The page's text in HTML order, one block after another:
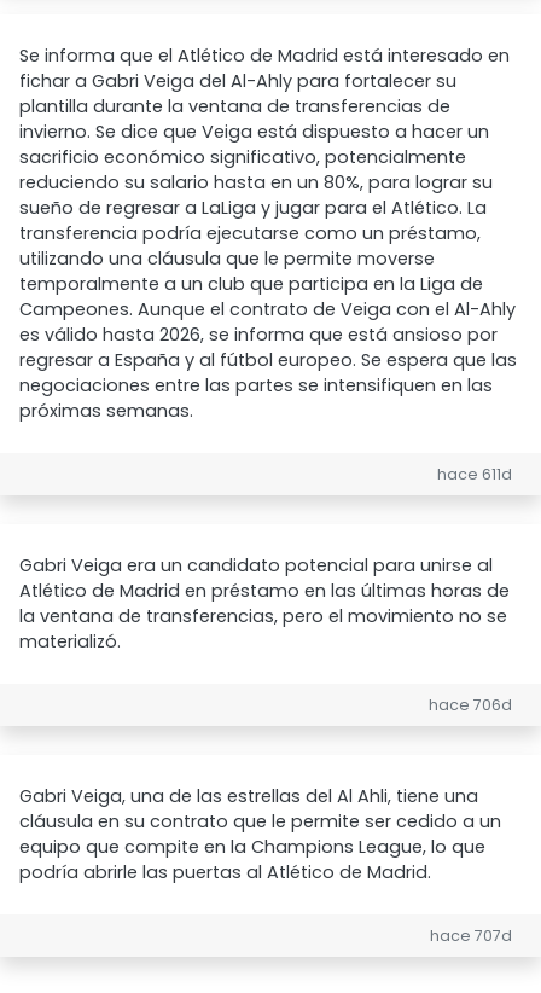
Se informa que el Atlético de Madrid está interesado en
fichar a Gabri Veiga del Al-Ahly para fortalecer su
plantilla durante la ventana de transferencias de
invierno. Se dice que Veiga está dispuesto a hacer un
sacrificio económico significativo, potencialmente
reduciendo su salario hasta en un 80%, para lograr su
sueño de regresar a LaLiga y jugar para el Atlético. La
transferencia podría ejecutarse como un préstamo,
utilizando una cláusula que le permite moverse
temporalmente a un club que participa en la Liga de
Campeones. Aunque el contrato de Veiga con el Al-Ahly
es válido hasta 2026, se informa que está ansioso por
regresar a España y al fútbol europeo. Se espera que las
negociaciones entre las partes se intensifiquen en las
próximas semanas.
hace 611d
Gabri Veiga era un candidato potencial para unirse al
Atlético de Madrid en préstamo en las últimas horas de
la ventana de transferencias, pero el movimiento no se
materializó.
hace 706d
Gabri Veiga, una de las estrellas del Al Ahli, tiene una
cláusula en su contrato que le permite ser cedido a un
equipo que compite en la Champions League, lo que
podría abrirle las puertas al Atlético de Madrid.
hace 707d